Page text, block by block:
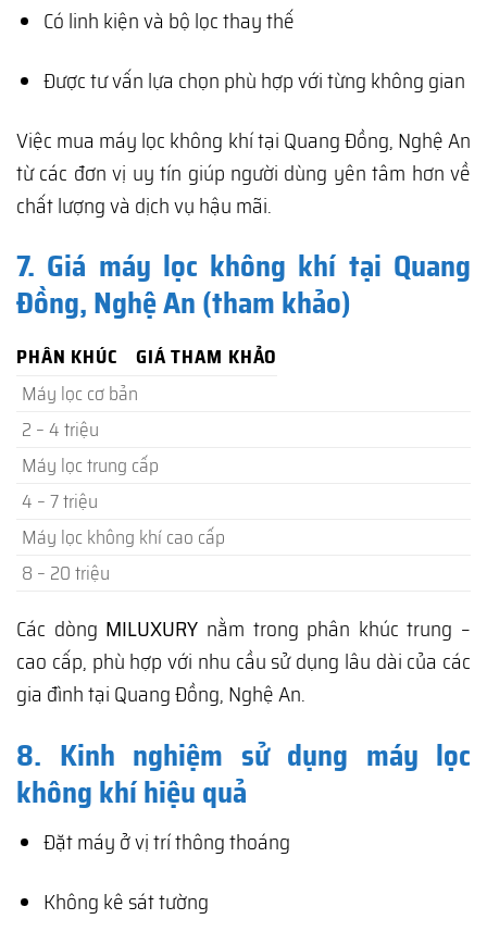
Có linh kiện và bộ lọc thay thế
Được tư vấn lựa chọn phù hợp với từng không gian
Việc mua máy lọc không khí tại Quang Đồng, Nghệ An
từ các đơn vị uy tín giúp người dùng yên tâm hơn về
chất lượng và dịch vụ hậu mãi.
7. Giá máy lọc không khí tại Quang
Đồng, Nghệ An (tham khảo)
PHÂN KHÚC
GIÁ THAM KHẢO
Máy lọc cơ bản
2 – 4 triệu
Máy lọc trung cấp
4 – 7 triệu
Máy lọc không khí cao cấp
8 – 20 triệu
Các dòng MILUXURY nằm trong phân khúc trung –
cao cấp, phù hợp với nhu cầu sử dụng lâu dài của các
gia đình tại Quang Đồng, Nghệ An.
8. Kinh nghiệm sử dụng máy lọc
không khí hiệu quả
Đặt máy ở vị trí thông thoáng
Không kê sát tường